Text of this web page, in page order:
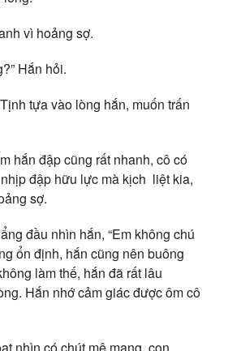
vì hoảng sợ.
Hắn hỏi.
tựa vào lòng hắn, muốn trấn
hắn đập cũng rất nhanh, cô có
đập hữu lực mà kịch liệt kia,
sợ.
đầu nhìn hắn, “Em không chú
ổn định, hắn cũng nên buông
làm thế, hắn đã rất lâu
Hắn nhớ cảm giác được ôm cô